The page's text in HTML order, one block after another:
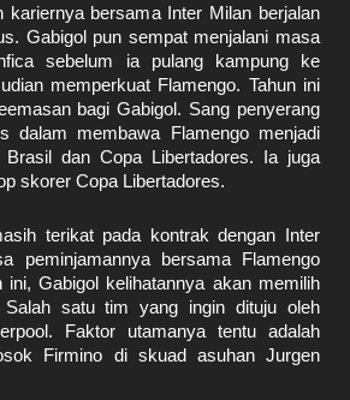
kariernya bersama Inter Milan berjalan
Gabigol pun sempat menjalani masa
sebelum ia pulang kampung ke
memperkuat Flamengo. Tahun ini
bagi Gabigol. Sang penyerang
dalam membawa Flamengo menjadi
dan Copa Libertadores. Ia juga
skorer Copa Libertadores.
terikat pada kontrak dengan Inter
peminjamannya bersama Flamengo
ini, Gabigol kelihatannya akan memilih
satu tim yang ingin dituju oleh
Faktor utamanya tentu adalah
Firmino di skuad asuhan Jurgen